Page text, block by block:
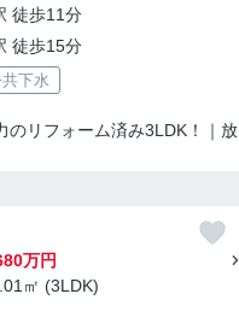
徒歩11分
徒歩15分
下水
のリフォーム済み3LDK！｜放
万円
㎡ (3LDK)